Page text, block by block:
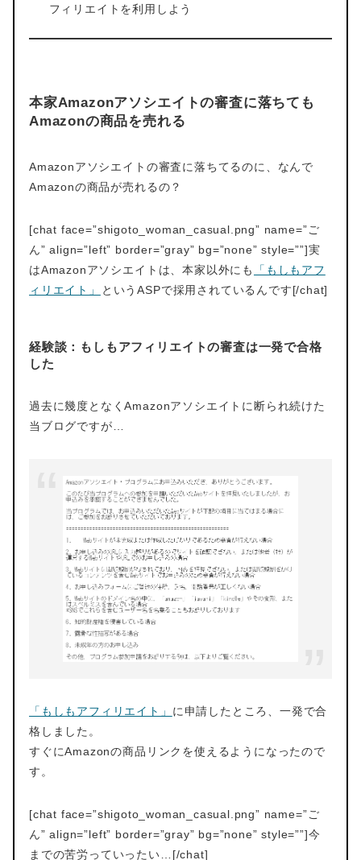
フィリエイトを利用しよう
本家Amazonアソシエイトの審査に落ちても
Amazonの商品を売れる
Amazonアソシエイトの審査に落ちてるのに、なんで
Amazonの商品が売れるの？
[chat face=”shigoto_woman_casual.png” name=”ご
ん” align=”left” border=”gray” bg=”none” style=””]実
はAmazonアソシエイトは、本家以外にも
「もしもアフ
ィリエイト」
というASPで採用されているんです[/chat]
経験談：もしもアフィリエイトの審査は一発で合格
した
過去に幾度となくAmazonアソシエイトに断られ続けた
当ブログですが…
「もしもアフィリエイト」 に申請したところ、一発で合
格しました。
すぐにAmazonの商品リンクを使えるようになったので
す。
[chat face=”shigoto_woman_casual.png” name=”ご
ん” align=”left” border=”gray” bg=”none” style=””]今
までの苦労っていったい…[/chat]